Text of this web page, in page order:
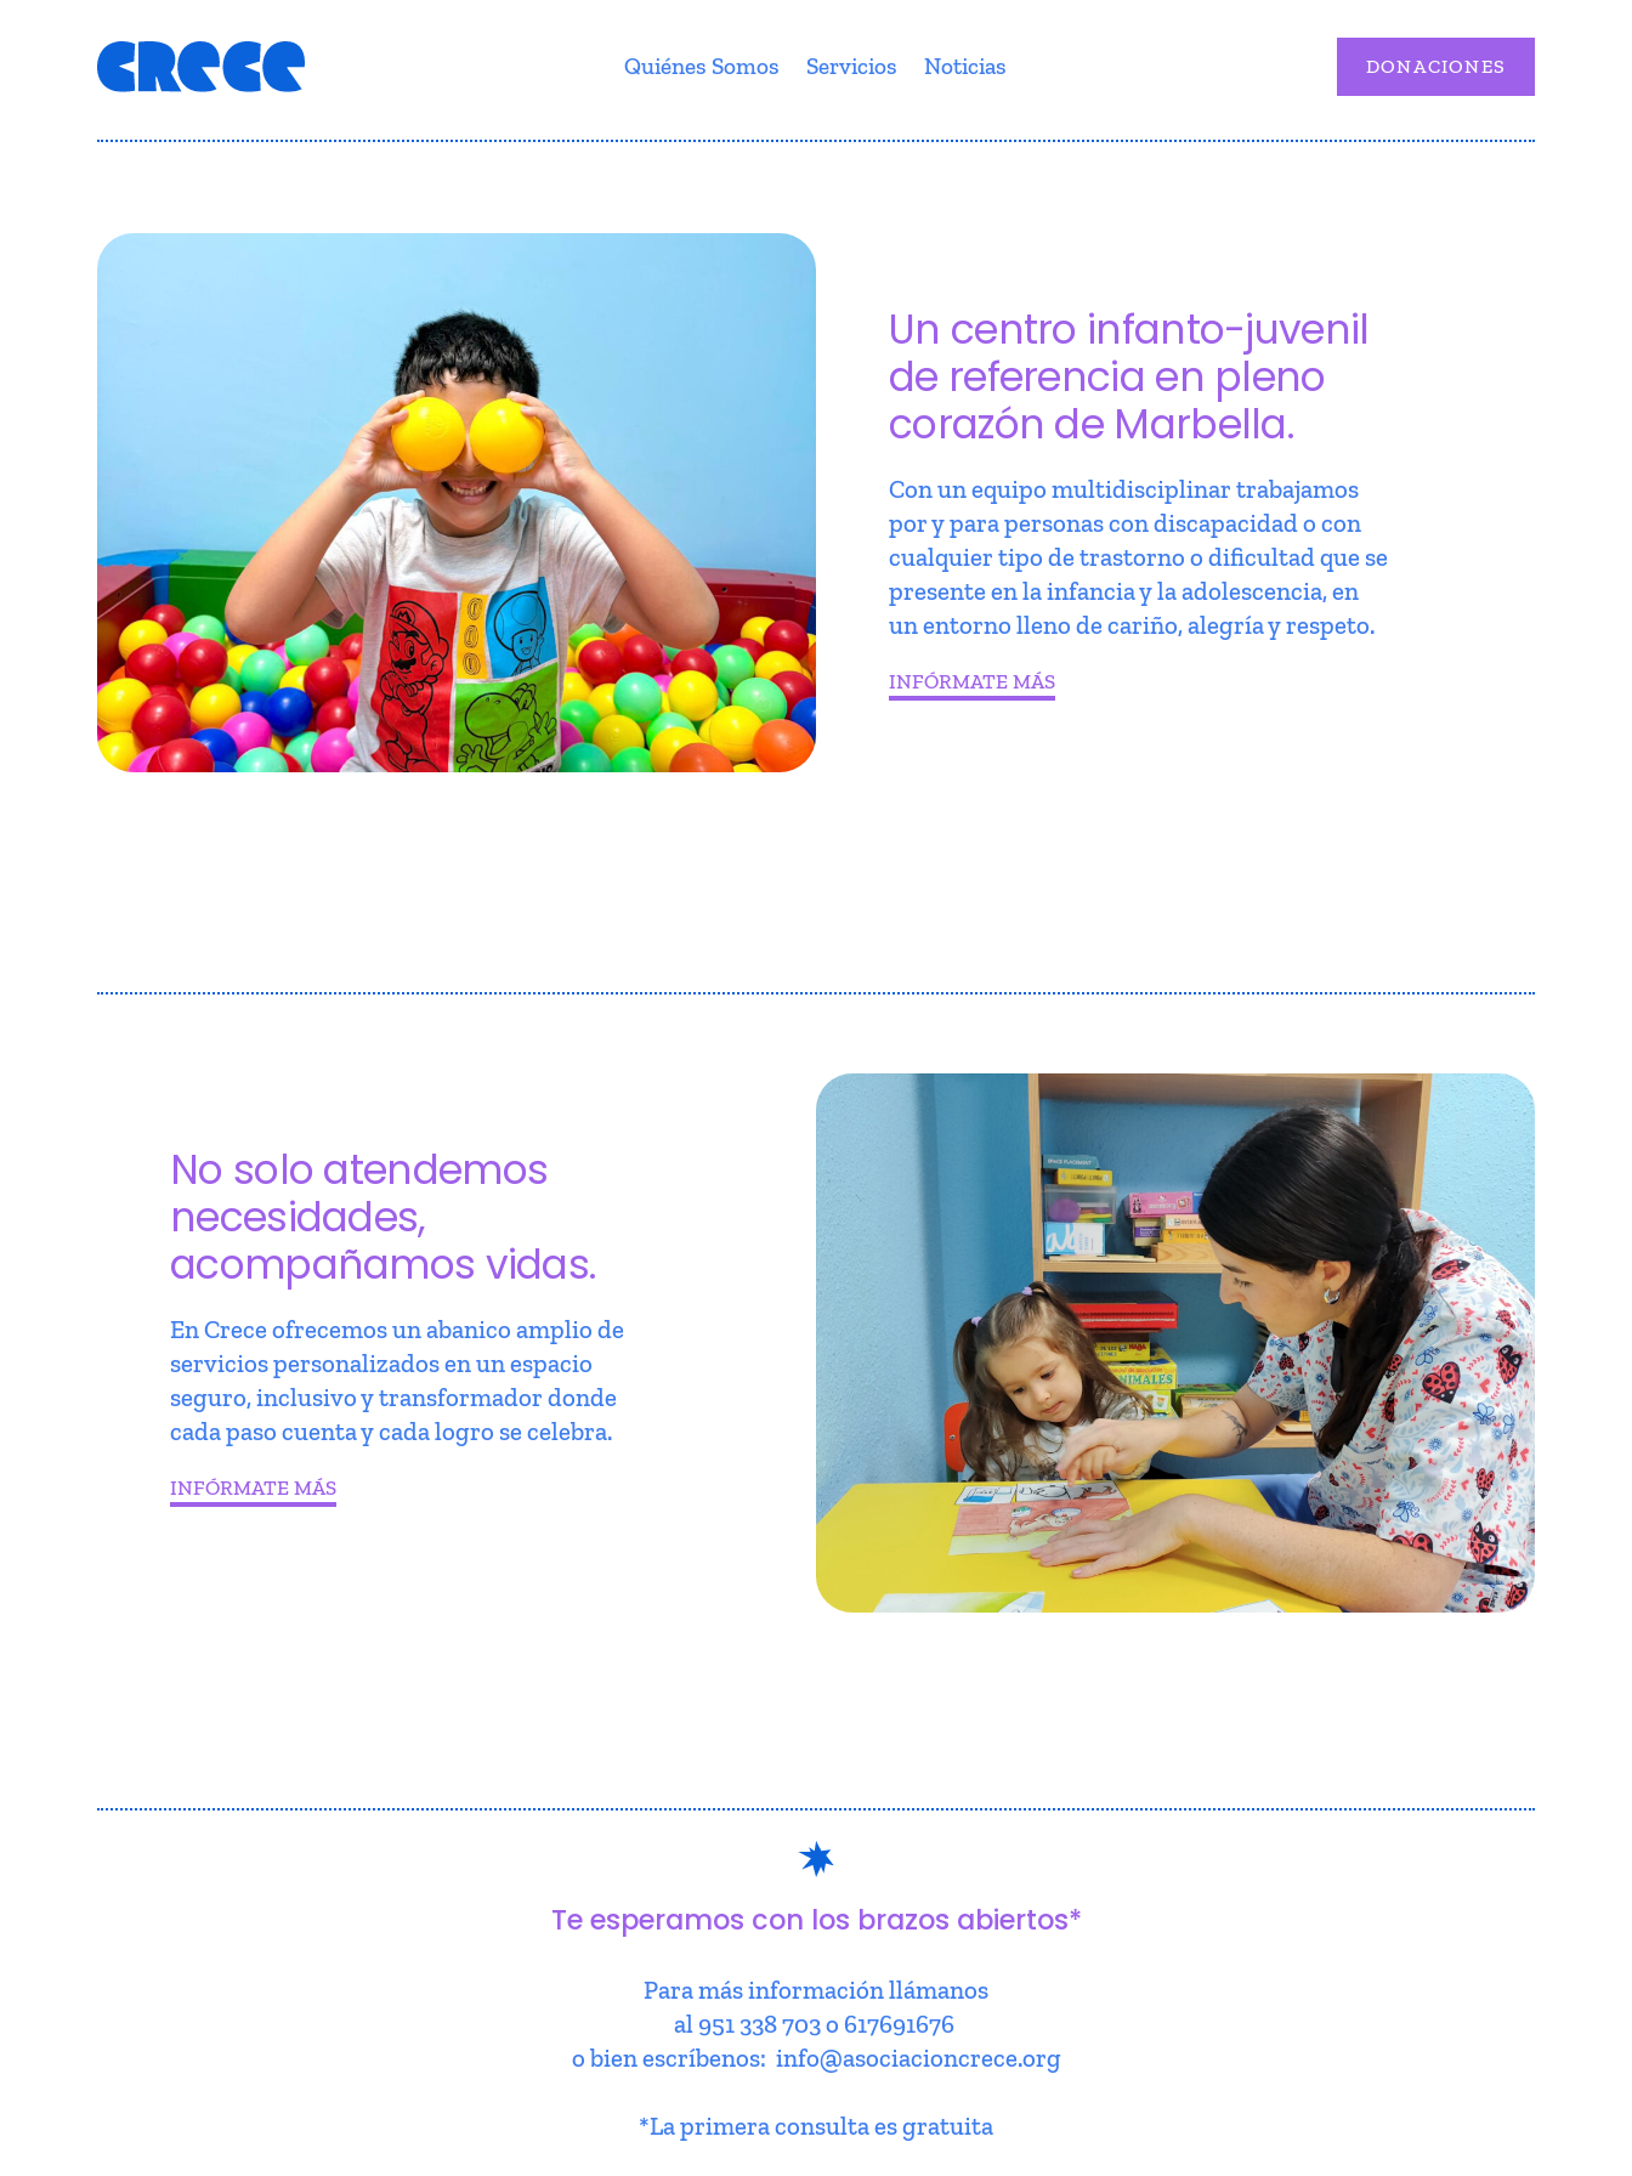
Quiénes Somos Servicios Noticias DONACIONES
Un centro infanto-juvenil
de referencia en pleno
corazón de Marbella.
Con un equipo multidisciplinar trabajamos
por y para personas con discapacidad o con
cualquier tipo de trastorno o dificultad que se
presente en la infancia y la adolescencia, en
un entorno lleno de cariño, alegría y respeto.
INFÓRMATE MÁS
No solo atendemos
necesidades,
acompañamos vidas.
En Crece ofrecemos un abanico amplio de
servicios personalizados en un espacio
seguro, inclusivo y transformador donde
cada paso cuenta y cada logro se celebra.
INFÓRMATE MÁS
Te esperamos con los brazos abiertos*
Para más información llámanos
al 951 338 703 o 617691676
o bien escríbenos: info@asociacioncrece.org
*La primera consulta es gratuita